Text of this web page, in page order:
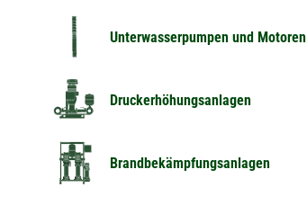
Unterwasserpumpen und Motoren
Druckerhöhungsanlagen
Brandbekämpfungsanlagen